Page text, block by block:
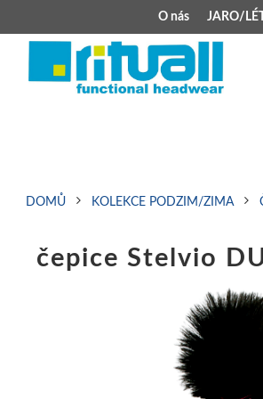
O nás JARO/
Kšiltovky
DOMŮ KOLEKCE PODZIM/ZIMA
čepice Stelvio